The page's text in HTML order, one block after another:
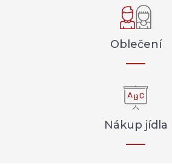
Oblečení
Nákup jídla